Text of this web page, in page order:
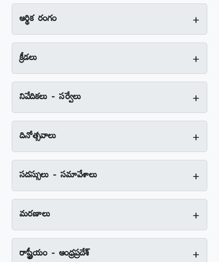
ఆర్థిక రంగం +
క్రీడలు +
నివేదికలు - సర్వేలు +
దినోత్సవాలు +
సదస్సులు - సమావేశాలు +
మరణాలు +
రాష్ట్రీయం - ఆంధ్రప్రదేశ్‌ +